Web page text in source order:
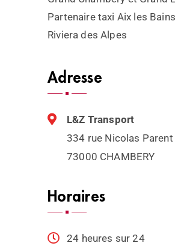
Partenaire taxi Aix les Bains
Riviera des Alpes
Adresse
L&Z Transport
334 rue Nicolas Parent
73000 CHAMBERY
Horaires
24 heures sur 24